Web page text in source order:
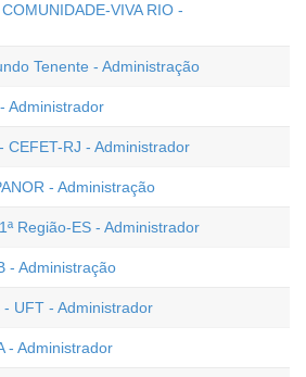
VIVA RIO -
Tenente - Administração
Administrador
CEFET-RJ - Administrador
- Administração
Região-ES - Administrador
- Administração
UFT - Administrador
- Administrador